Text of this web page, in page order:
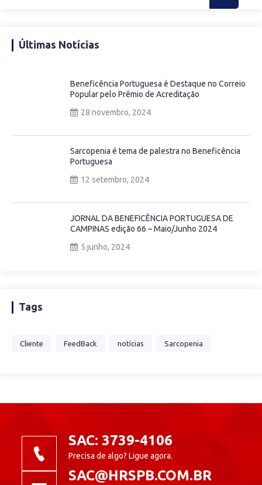
Últimas Notícias
Beneficência Portuguesa é Destaque no Correio
Popular pelo Prêmio de Acreditação
28 novembro, 2024
Sarcopenia é tema de palestra no Beneficência
Portuguesa
12 setembro, 2024
JORNAL DA BENEFICÊNCIA PORTUGUESA DE
CAMPINAS edição 66 – Maio/Junho 2024
5 junho, 2024
Tags
Cliente FeedBack notícias Sarcopenia
SAC: 3739-4106
Precisa de algo? Ligue agora.
SAC@HRSPB.COM.BR